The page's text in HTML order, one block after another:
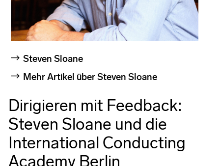
Steven Sloane
Mehr Artikel über Steven Sloane
Dirigieren mit Feedback:
Steven Sloane und die
International Conducting
Academy Berlin